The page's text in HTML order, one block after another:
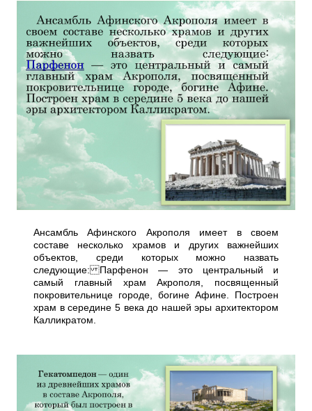
Ансамбль Афинского Акрополя имеет в своем
составе несколько храмов и других важнейших
объектов, среди которых можно назвать
следующие: Парфенон — это центральный и
самый главный храм Акрополя, посвященный
покровительнице городе, богине Афине. Построен
храм в середине 5 века до нашей эры архитектором
Калликратом.